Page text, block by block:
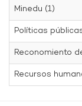
Minedu (1)
Políticas
Reconomiento
Recursos